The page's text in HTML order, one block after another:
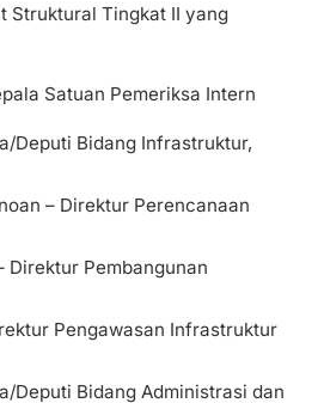
Struktural Tingkat II yang
Satuan Pemeriksa Intern
Deputi Bidang Infrastruktur,
– Direktur Perencanaan
Direktur Pembangunan
Pengawasan Infrastruktur
Deputi Bidang Administrasi dan